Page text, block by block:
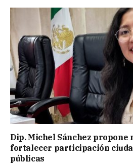
Dip. Michel Sánchez propone
fortalecer participación
públicas